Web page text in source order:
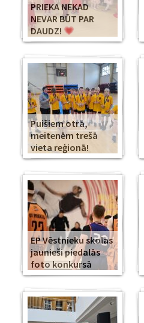
PRIEKA NEKAD
NEVAR BŪT PAR
DAUDZ!
Puišiem otrā,
meitenēm trešā
vieta reģionā!
EP Vēstnieku skolas
jaunieši piedalās
foto konkursā